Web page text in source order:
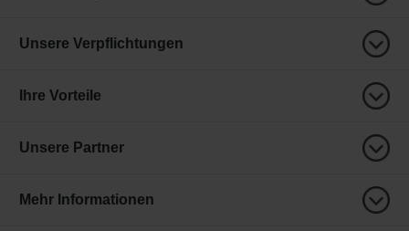
Unsere Verpflichtungen
Ihre Vorteile
Unsere Partner
Mehr Informationen